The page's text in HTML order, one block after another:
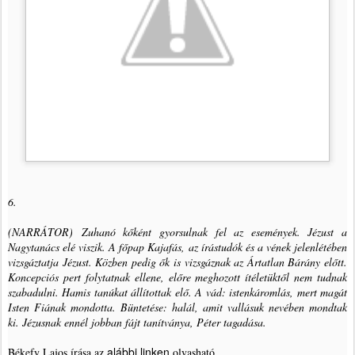
6.
(NARRÁTOR) Zuhanó kőként gyorsulnak fel az események. Jézust a
Nagytanács elé viszik. A főpap Kajafás, az írástudók és a vének jelenlétében
vizsgáztatja Jézust. Közben pedig ők is vizsgáznak az Ártatlan Bárány előtt.
Koncepciós pert folytatnak ellene, előre meghozott ítéletüktől nem tudnak
szabadulni. Hamis tanúkat állítottak elő. A vád: istenkáromlás, mert magát
Isten Fiának mondotta. Büntetése: halál, amit vallásuk nevében mondtak
ki. Jézusnak ennél jobban fájt tanítványa, Péter tagadása.
alábbi linken